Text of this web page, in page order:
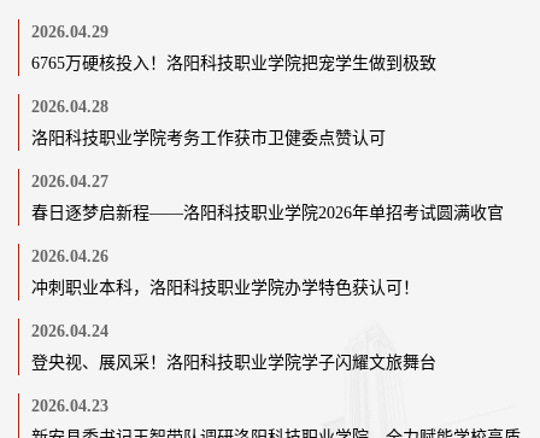
2026.04.29
6765万硬核投入！洛阳科技职业学院把宠学生做到极致
2026.04.28
洛阳科技职业学院考务工作获市卫健委点赞认可
2026.04.27
春日逐梦启新程——洛阳科技职业学院2026年单招考试圆满收官
2026.04.26
冲刺职业本科，洛阳科技职业学院办学特色获认可！
2026.04.24
登央视、展风采！洛阳科技职业学院学子闪耀文旅舞台
2026.04.23